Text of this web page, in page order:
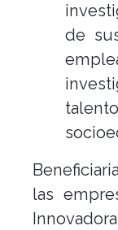
de
las